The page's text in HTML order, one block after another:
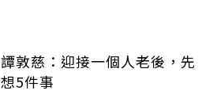
譚敦慈：迎接一個人老後，先
想5件事